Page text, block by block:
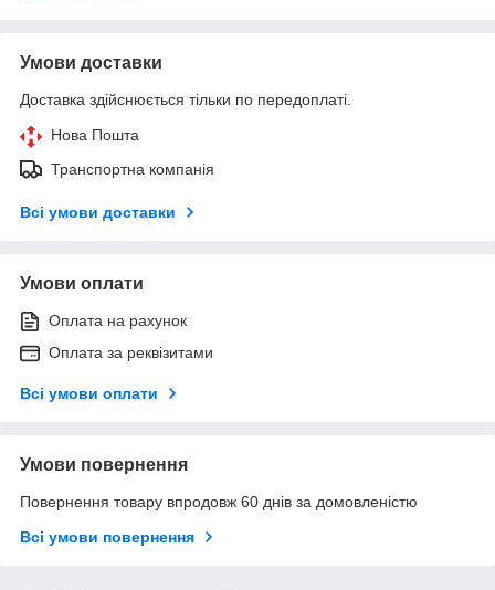
Умови доставки
Доставка здійснюється тільки по передоплаті.
Нова Пошта
Транспортна компанія
Всі умови доставки
Умови оплати
Оплата на рахунок
Оплата за реквізитами
Всі умови оплати
Умови повернення
Повернення товару впродовж 60 днів за домовленістю
Всі умови повернення